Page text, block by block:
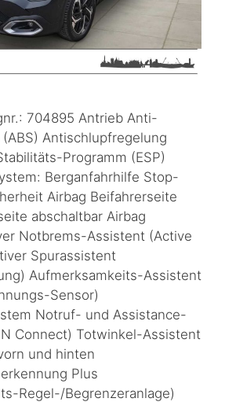
704895 Antrieb Anti-
Antischlupfregelung
Programm (ESP)
Berganfahrhilfe Stop-
Airbag Beifahrerseite
abschaltbar Airbag
Notbrems-Assistent (Active
Spurassistent
Aufmerksamkeits-Assistent
Sensor)
Notruf- und Assistance-
Connect) Totwinkel-Assistent
und hinten
Plus
Regel-/Begrenzeranlage)